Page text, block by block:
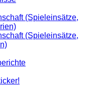
(Spieleinsätze,
(Spieleinsätze,